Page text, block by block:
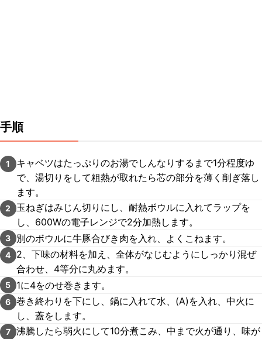
手順
1
キャベツはたっぷりのお湯でしんなりするまで1分程度ゆ
で、湯切りをして粗熱が取れたら芯の部分を薄く削ぎ落し
ます。
2
玉ねぎはみじん切りにし、耐熱ボウルに入れてラップを
し、600Wの電子レンジで2分加熱します。
3 別のボウルに牛豚合びき肉を入れ、よくこねます。
4
2、下味の材料を加え、全体がなじむようにしっかり混ぜ
合わせ、4等分に丸めます。
5 1に4をのせ巻きます。
6 巻き終わりを下にし、鍋に入れて水、(A)を入れ、中火に
し、蓋をします。
7 沸騰したら弱火にして10分煮こみ、中まで火が通り、味が